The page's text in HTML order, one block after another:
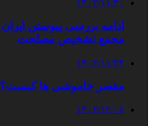
۱۴۰۲/۱۱/۳۰
مجمع تشخیص مصلحت
۱۴۰۲/۱۱/۲۴
مقصر خاموشی ها کیست؟
۱۴۰۲/۱۲/۰۷